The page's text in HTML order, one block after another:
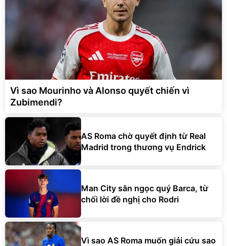
Vì sao Mourinho và Alonso quyết chiến vì
Zubimendi?
AS Roma chờ quyết định từ Real
Madrid trong thương vụ Endrick
Man City săn ngọc quý Barca, từ
chối lời đề nghị cho Rodri
Vì sao AS Roma muốn giải cứu sao